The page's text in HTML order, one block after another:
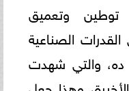
توطين وتعميق
القدرات الصناعية
ده، والتي شهدت